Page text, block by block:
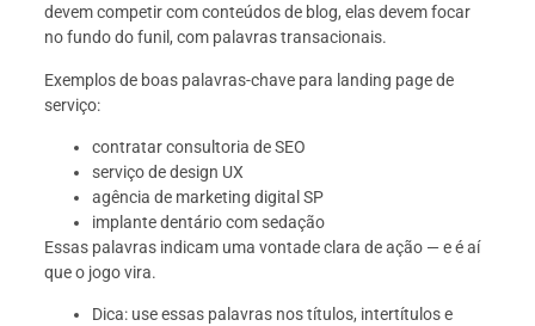
devem competir com conteúdos de blog, elas devem focar
no fundo do funil, com palavras transacionais.
Exemplos de boas palavras-chave para landing page de
serviço:
contratar consultoria de SEO
serviço de design UX
agência de marketing digital SP
implante dentário com sedação
Essas palavras indicam uma vontade clara de ação — e é aí
que o jogo vira.
Dica: use essas palavras nos títulos, intertítulos e